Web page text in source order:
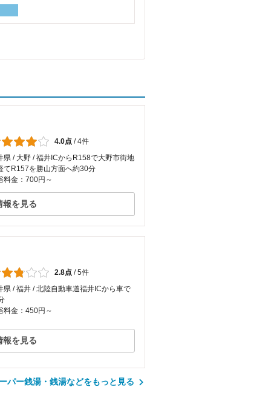
4.0点 /4件
県 / 大野 / 福井ICからR158で大野市街地
てR157を勝山方面へ約30分
料金：700円～
報を見る
2.8点 /5件
県 / 福井 / 北陸自動車道福井ICから車で
料金：450円～
報を見る
パー銭湯・銭湯などをもっと見る